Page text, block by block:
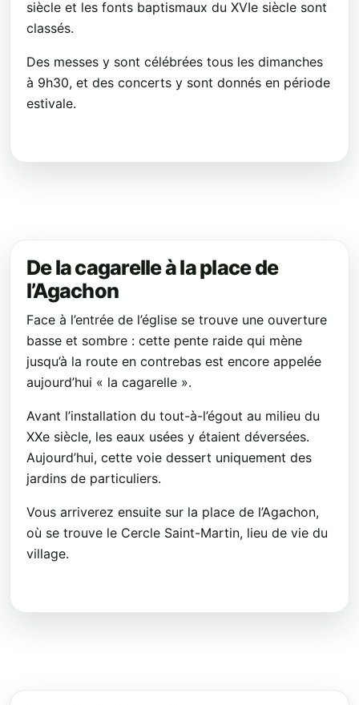
siècle et les fonts baptismaux du XVIe siècle sont
classés.
Des messes y sont célébrées tous les dimanches
à 9h30, et des concerts y sont donnés en période
estivale.
De la cagarelle à la place de
l’Agachon
Face à l’entrée de l’église se trouve une ouverture
basse et sombre : cette pente raide qui mène
jusqu’à la route en contrebas est encore appelée
aujourd’hui « la cagarelle ».
Avant l’installation du tout-à-l’égout au milieu du
XXe siècle, les eaux usées y étaient déversées.
Aujourd’hui, cette voie dessert uniquement des
jardins de particuliers.
Vous arriverez ensuite sur la place de l’Agachon,
où se trouve le Cercle Saint-Martin, lieu de vie du
village.